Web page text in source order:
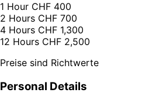
1 Hour CHF 400
2 Hours CHF 700
4 Hours CHF 1,300
12 Hours CHF 2,500
Preise sind Richtwerte
Personal Details